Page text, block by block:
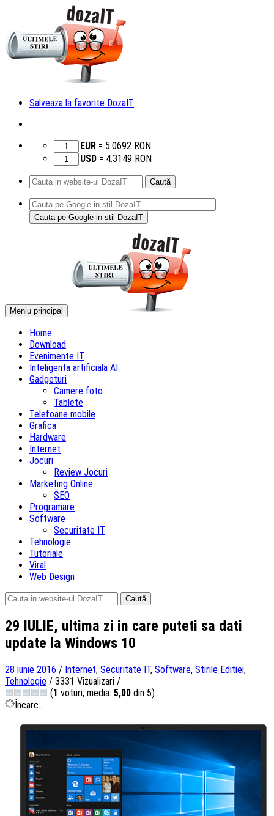
Salveaza la favorite DozaIT
EUR = 5.0692 RON
USD = 4.3149 RON
Caută
după:
Meniu principal
Home
Download
Evenimente IT
Inteligenta artificiala AI
Gadgeturi
Camere foto
Tablete
Telefoane mobile
Grafica
Hardware
Internet
Jocuri
Review Jocuri
Marketing Online
SEO
Programare
Software
Securitate IT
Tehnologie
Tutoriale
Viral
Web Design
Caută
după:
29 IULIE, ultima zi in care puteti sa dati
update la Windows 10
28 iunie 2016 / Internet, Securitate IT, Software, Stirile Editiei,
Tehnologie / 3331 Vizualizari /
(1 voturi, media: 5,00 din 5)
Încarc...